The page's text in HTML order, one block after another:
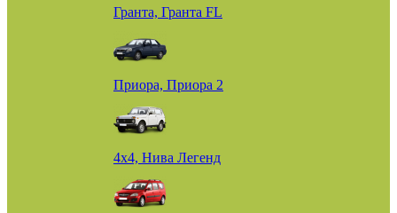
Гранта, Гранта FL
Приора, Приора 2
4х4, Нива Легенд